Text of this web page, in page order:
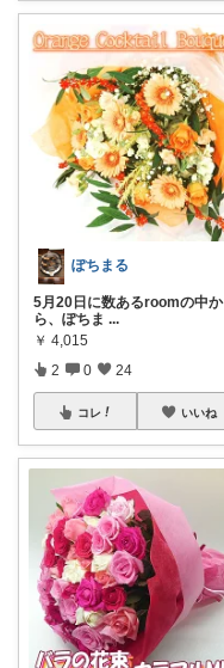
ぽちまる
5月20日に数あるroomの中か
ら、ぽちま ...
￥ 4,015
2 0 24
コレ いいね